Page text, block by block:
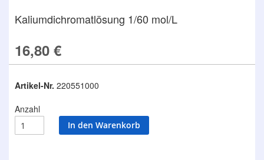
Kaliumdichromatlösung 1/60 mol/L
16,80 €
Artikel-Nr. 220551000
Anzahl
In den Warenkorb